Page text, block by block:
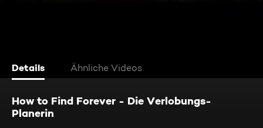
Details Ähnliche Videos
How to Find Forever - Die Verlobungs-
Planerin